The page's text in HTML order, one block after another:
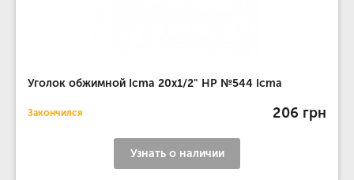
Уголок обжимной Icma 20х1/2" НР №544 Icma
Закончился 206 грн
Узнать о наличии